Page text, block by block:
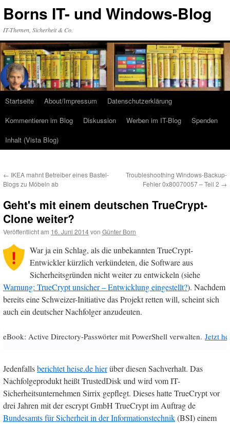
Inhalt
Borns IT- und Windows-Blog
IT-Themen, Sicherheit & Co.
Startseite About/Impressum
Datenschutzerklärung
Kommentieren im Blog
Diskussion Werben im IT-Blog
Spenden
Inhalt (Vista Blog)
← IKEA mahnt Betreiber eines Bastel-
Blogs zu Möbeln ab
Troubleshoothing Windows-Backup-
Fehler 0x80070057 – Teil 2 →
Geht's mit einem deutschen TrueCrypt-
Clone weiter?
Veröffentlicht am 16. Juni 2014von Günter Born
War ja ein Schlag, als die unbekannten TrueCrypt-
Entwickler kürzlich verkündeten, die Software aus
Sicherheitsgründen nicht weiter zu entwickeln (siehe
Warnung: TrueCrypt unsicher – Entwicklung eingestellt?). Nachdem
bereits eine Schweizer-Initiative das Projekt retten will, scheint sich
auch ein deutscher Nachfolger anzudeuten.
eBook: Active Directory-Passwörter mit PowerShell verwalten. Jetzt
Jedenfallsberichtet heise.de hierüber diesen Sachverhalt. Das
Nachfolgeprodukt heißt TrustedDisk und wird vom IT-
Sicherheitsunternehmen Sirrix gepflegt. Dieses hatte TrueCrypt vor
drei Jahren mit der escrypt GmbH TrueCrypt im Auftrag de
Bundesamts für Sicherheit in der Informationstechnik(BSI) einem